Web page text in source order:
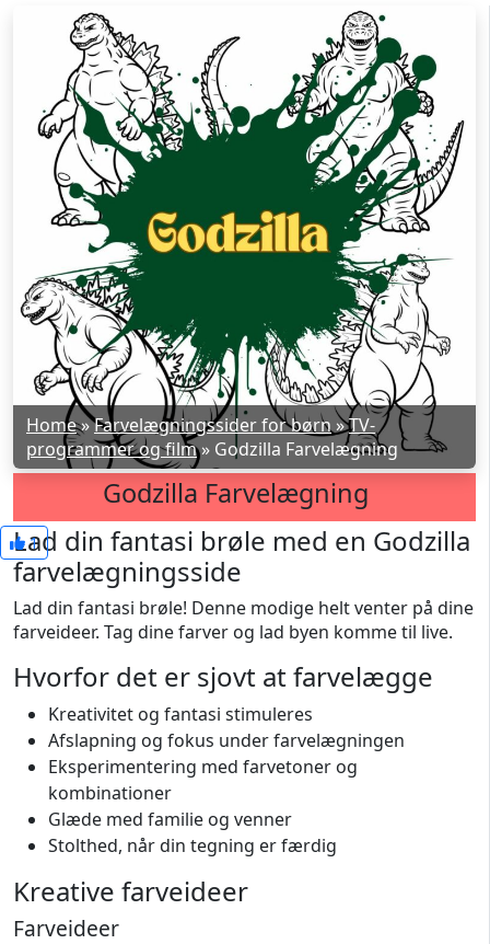
Home»Farvelægningssider for børn»TV-
programmer og film» Godzilla Farvelægning
Godzilla Farvelægning
1
Lad din fantasi brøle med en Godzilla
farvelægningsside
Lad din fantasi brøle! Denne modige helt venter på dine
farveideer. Tag dine farver og lad byen komme til live.
Hvorfor det er sjovt at farvelægge
Kreativitet og fantasi stimuleres
Afslapning og fokus under farvelægningen
Eksperimentering med farvetoner og
kombinationer
Glæde med familie og venner
Stolthed, når din tegning er færdig
Kreative farveideer
Farveideer